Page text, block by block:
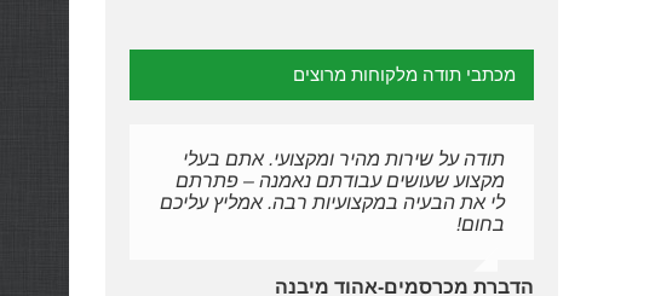
מכתבי תודה מלקוחות מרוצים
תודה על שירות מהיר ומקצועי. אתם בעלי
מקצוע שעושים עבודתם נאמנה – פתרתם
לי את הבעיה במקצועיות רבה. אמליץ עליכם
בחום!
הדברת מכרסמים-אהוד מיבנה
אכן בעית הדבורים נפתרה, כפי שהבטחתם!
תודה על טיפול מסור ומקצועי
תודה, תודה ושוב תודה. שמחה שהגעתי
אליכם אחרי זמן רב של בעיה מתמשכת..
דאגתם לי לטיפול יוצא מהכלל!! מקצועיות
אמיתית.
הדברת נמלים וג'וקים-יהודית מרעננה
ראשית, שמח להודות בשם ג'וכלבי הנאמן!
הדירה סופסוף ריקה מאורחים לא רצויים!!
נפטרנו מהפשפשים, תודה רבה לכם! חלד
הדברה אתם גדולים.
הדברת פשפשים-נועם וג'ו מראשון לציון